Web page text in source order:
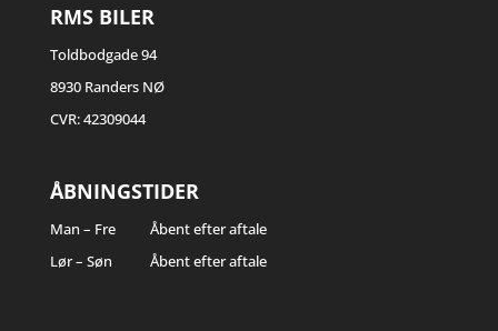
RMS BILER
Toldbodgade 94
8930 Randers NØ
CVR: 42309044
ÅBNINGSTIDER
Man – Fre
Åbent efter aftale
Lør – Søn
Åbent efter aftale